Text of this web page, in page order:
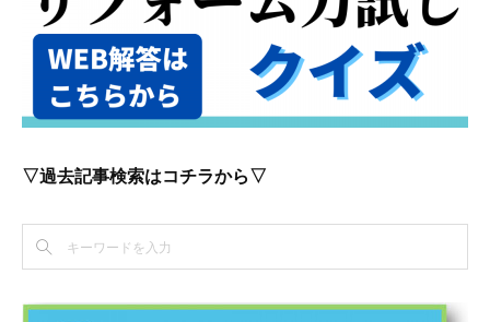
▽過去記事検索はコチラから▽